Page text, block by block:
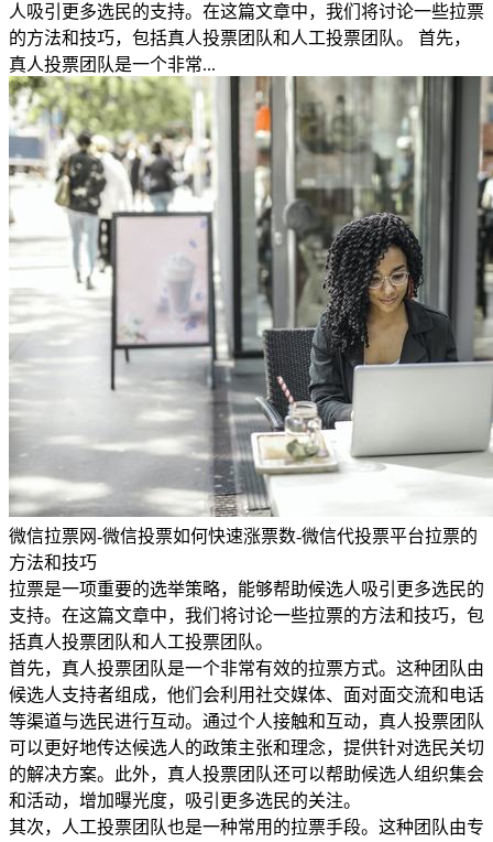
人吸引更多选民的支持。在这篇文章中，我们将讨论一些拉票
的方法和技巧，包括真人投票团队和人工投票团队。 首先，
真人投票团队是一个非常...
微信拉票网-微信投票如何快速涨票数-微信代投票平台拉票的
方法和技巧
拉票是一项重要的选举策略，能够帮助候选人吸引更多选民的
支持。在这篇文章中，我们将讨论一些拉票的方法和技巧，包
括真人投票团队和人工投票团队。
首先，真人投票团队是一个非常有效的拉票方式。这种团队由
候选人支持者组成，他们会利用社交媒体、面对面交流和电话
等渠道与选民进行互动。通过个人接触和互动，真人投票团队
可以更好地传达候选人的政策主张和理念，提供针对选民关切
的解决方案。此外，真人投票团队还可以帮助候选人组织集会
和活动，增加曝光度，吸引更多选民的关注。
其次，人工投票团队也是一种常用的拉票手段。这种团队由专